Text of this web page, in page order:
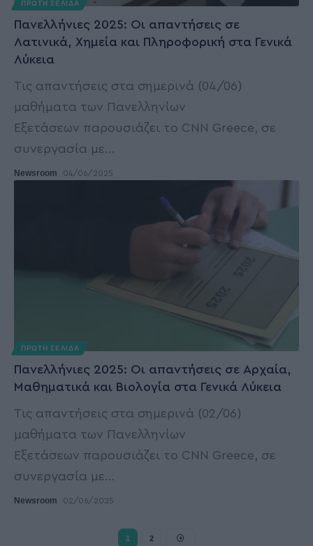
ΠΡΩΤΗ ΣΕΛΙΔΑ
Πανελλήνιες 2025: Οι απαντήσεις σε
Λατινικά, Χημεία και Πληροφορική στα Γενικά
Λύκεια
Τις απαντήσεις στα σημερινά (04/06)
μαθήματα των Πανελληνίων
Εξετάσεων παρουσιάζει το CNN Greece, σε
συνεργασία με…
Newsroom 04/06/2025
ΠΡΩΤΗ ΣΕΛΙΔΑ
Πανελλήνιες 2025: Οι απαντήσεις σε Αρχαία,
Μαθηματικά και Βιολογία στα Γενικά Λύκεια
Τις απαντήσεις στα σημερινά (02/06)
μαθήματα των Πανελληνίων
Εξετάσεων παρουσιάζει το CNN Greece, σε
συνεργασία με…
Newsroom 02/06/2025
1 2